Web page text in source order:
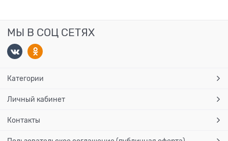
МЫ В СОЦ СЕТЯХ
Категории
Личный кабинет
Контакты